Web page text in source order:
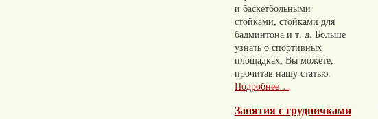
и баскетбольными
стойками, стойками для
бадминтона и т. д. Больше
узнать о спортивных
площадках, Вы можете,
прочитав нашу статью.
Подробнее…
Занятия с грудничками